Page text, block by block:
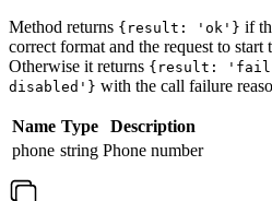
Method returns {result: 'ok'} if
correct format and the request to start
Otherwise it returns {result:
disabled'} with the call failure
Name Type
Description
phone string Phone number